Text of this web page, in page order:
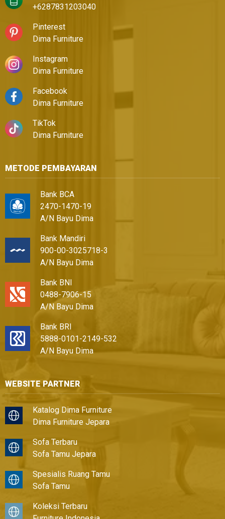
+6287831203040
Pinterest
Dima Furniture
Instagram
Dima Furniture
Facebook
Dima Furniture
TikTok
Dima Furniture
METODE PEMBAYARAN
Bank BCA
2470-1470-19
A/N Bayu Dima
Bank Mandiri
900-00-3025718-3
A/N Bayu Dima
Bank BNI
0488-7906-15
A/N Bayu Dima
Bank BRI
5888-0101-2149-532
A/N Bayu Dima
WEBSITE PARTNER
Katalog Dima Furniture
Dima Furniture Jepara
Sofa Terbaru
Sofa Tamu Jepara
Spesialis Ruang Tamu
Sofa Tamu
Koleksi Terbaru